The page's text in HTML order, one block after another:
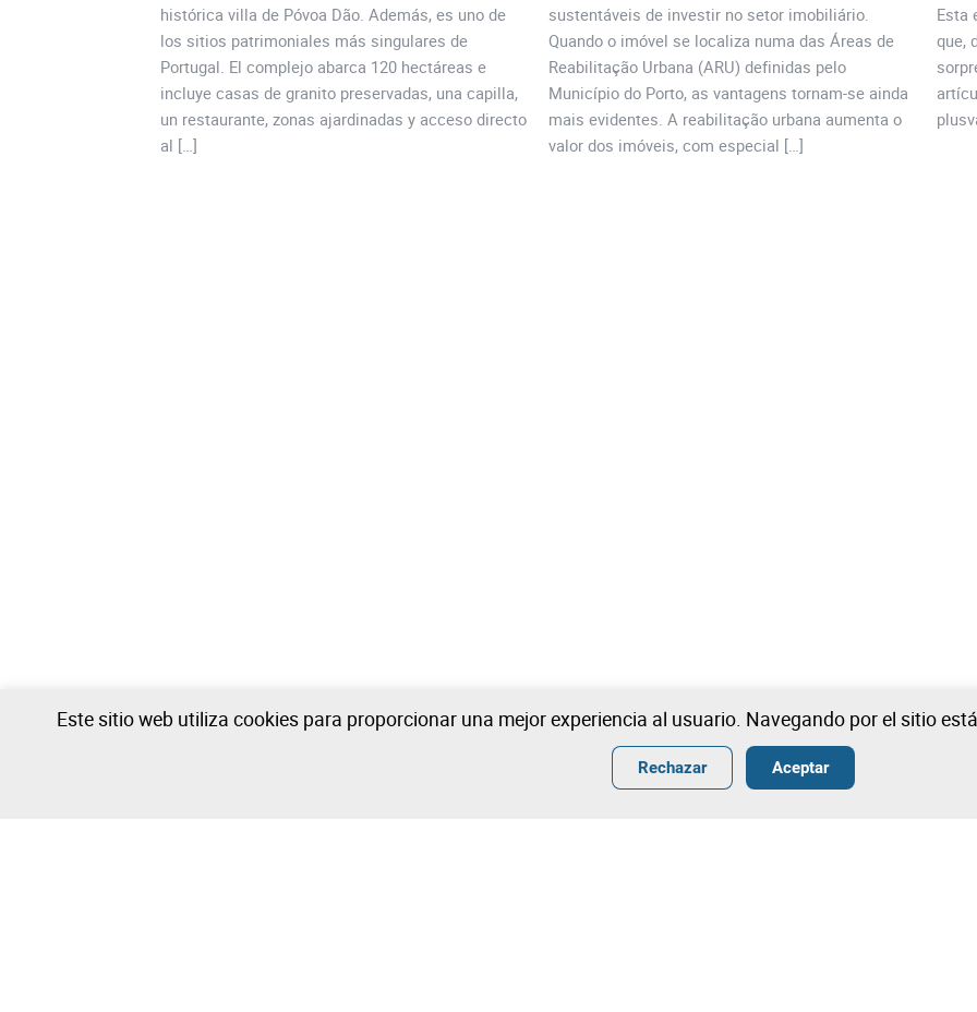
histórica villa de Póvoa Dão. Además, es uno de
los sitios patrimoniales más singulares de
Portugal. El complejo abarca 120 hectáreas e
incluye casas de granito preservadas, una capilla,
un restaurante, zonas ajardinadas y acceso directo
al […]
sustentáveis de investir no setor imobiliário.
Quando o imóvel se localiza numa das Áreas de
Reabilitação Urbana (ARU) definidas pelo
Município do Porto, as vantagens tornam-se ainda
mais evidentes. A reabilitação urbana aumenta o
valor dos imóveis, com especial […]
Esta
que,
Este sitio web utiliza cookies para proporcionar una mejor experiencia al usuario. Navegando por el sitio
Rechazar Aceptar